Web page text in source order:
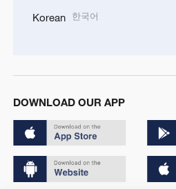
Korean 한국어
DOWNLOAD OUR APP